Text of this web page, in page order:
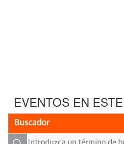
EVENTOS EN
Buscador